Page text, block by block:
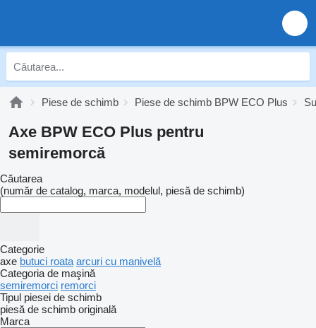
Piese de schimb Piese de schimb BPW ECO Plus
Axe BPW ECO Plus pentru
semiremorcă
Căutarea
(număr de catalog, marca, modelul, piesă de schimb)
Categorie
axe butuci roata arcuri cu manivelă
Categoria de maşină
semiremorci remorci
Tipul piesei de schimb
piesă de schimb originală
Marca